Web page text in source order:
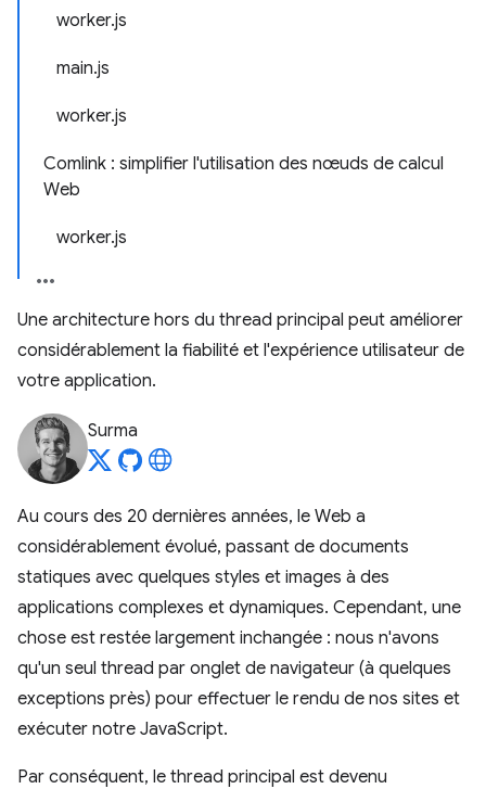
worker.js
main.js
worker.js
Comlink : simplifier l'utilisation des nœuds de calcul
Web
worker.js
Une architecture hors du thread principal peut améliorer
considérablement la fiabilité et l'expérience utilisateur de
votre application.
Surma
Au cours des 20 dernières années, le Web a
considérablement évolué, passant de documents
statiques avec quelques styles et images à des
applications complexes et dynamiques. Cependant, une
chose est restée largement inchangée : nous n'avons
qu'un seul thread par onglet de navigateur (à quelques
exceptions près) pour effectuer le rendu de nos sites et
exécuter notre JavaScript.
Par conséquent, le thread principal est devenu